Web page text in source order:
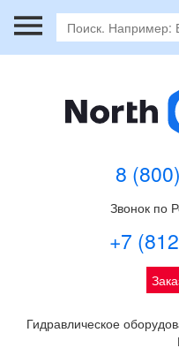
8
Звонок по
+7
Гидравлическое